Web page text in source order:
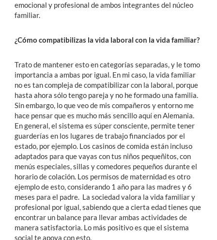
emocional y profesional de ambos integrantes del núcleo
familiar.
¿Cómo compatibilizas la vida laboral con la vida familiar?
Trato de mantener esto en categorías separadas, y le tomo
importancia a ambas por igual. En mi caso, la vida familiar
no es tan compleja de compatibilizar con la laboral, porque
hasta ahora sólo tengo pareja y no he formado una familia.
Sin embargo, lo que veo de mis compañeros y entorno me
hace pensar que es mucho más sencillo aquí en Alemania.
En general, el sistema es súper consciente, permite tener
guarderías en los lugares de trabajo financiados por el
estado, por ejemplo. Los casinos de comida están incluso
adaptados para que vayas con tus niños pequeñitos, con
menús especiales, sillas y comedores pequeños durante el
horario de colación. Los permisos de maternidad es otro
ejemplo de esto, considerando 1 año para las madres y 6
meses para el padre. La sociedad valora la vida familiar y
profesional por igual, sabiendo que a cierta edad tienes que
encontrar un balance para llevar ambas actividades de
manera satisfactoria. Lo más positivo es que el sistema
social te apoya con esto.